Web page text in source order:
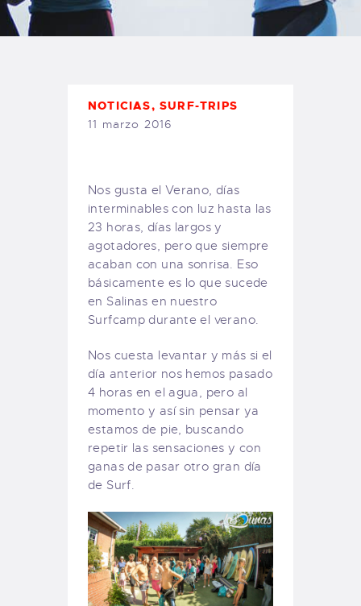
TIENDA FAMILY SURFERS
WEBCAM SALINAS
NOTICIAS,SURF-TRIPS
11 marzo 2016
Nos gusta el Verano, días
interminables con luz hasta las
23 horas, días largos y
agotadores, pero que siempre
acaban con una sonrisa. Eso
básicamente es lo que sucede
en Salinas en nuestro
Surfcamp durante el verano.
Nos cuesta levantar y más si el
día anterior nos hemos pasado
4 horas en el agua, pero al
momento y así sin pensar ya
estamos de pie, buscando
repetir las sensaciones y con
ganas de pasar otro gran día
de Surf.